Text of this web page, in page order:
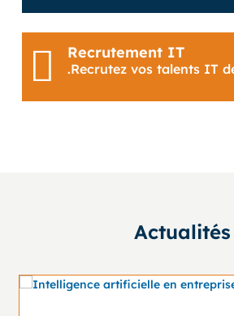
 Recrutement IT
.Recrutez vos talents IT
Actualités